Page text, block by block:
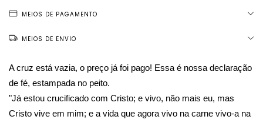
MEIOS DE PAGAMENTO
MEIOS DE ENVIO
A cruz está vazia, o preço já foi pago! Essa é nossa declaração
de fé, estampada no peito.
"Já estou crucificado com Cristo; e vivo, não mais eu, mas
Cristo vive em mim; e a vida que agora vivo na carne vivo-a na